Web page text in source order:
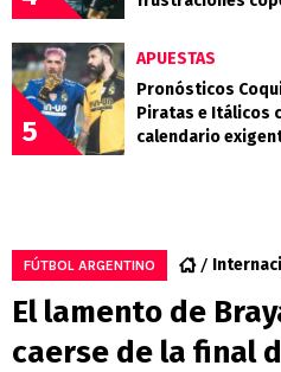
5
APUESTAS
Pronósticos
Piratas e Itálicos
calendario
FÚTBOL ARGENTINO
El lamento de
caerse de la final